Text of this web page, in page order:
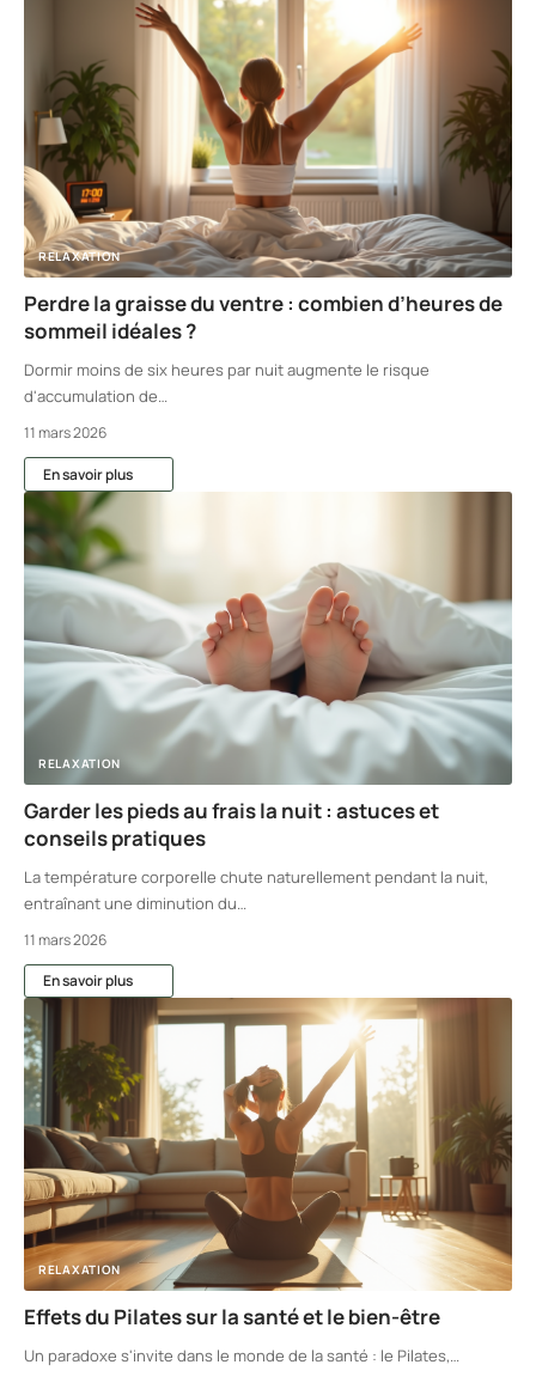
RELAXATION
Perdre la graisse du ventre : combien d’heures de
sommeil idéales ?
Dormir moins de six heures par nuit augmente le risque
d'accumulation de…
11 mars 2026
En savoir plus
RELAXATION
Garder les pieds au frais la nuit : astuces et
conseils pratiques
La température corporelle chute naturellement pendant la nuit,
entraînant une diminution du
11 mars 2026
En savoir plus
RELAXATION
Effets du Pilates sur la santé et le bien-être
Un paradoxe s'invite dans le monde de la santé : le Pilates,…